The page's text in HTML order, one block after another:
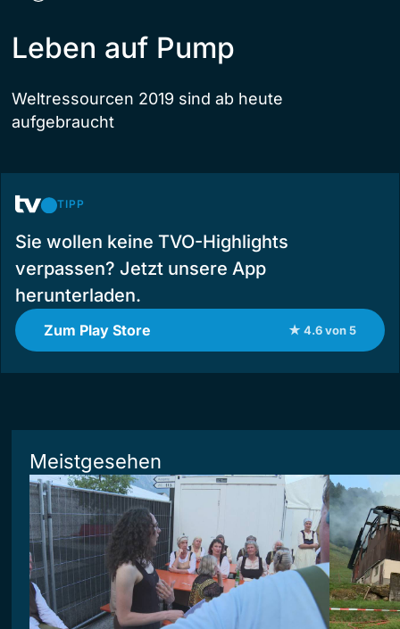
Leben auf Pump
Weltressourcen 2019 sind ab heute
aufgebraucht
TIPP
Sie wollen keine TVO-Highlights
verpassen? Jetzt unsere App
herunterladen.
Zum Play Store ★ 4.6 von 5
Meistgesehen